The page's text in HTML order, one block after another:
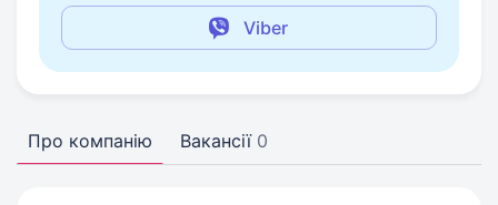
Viber
Про компанію Вакансії 0